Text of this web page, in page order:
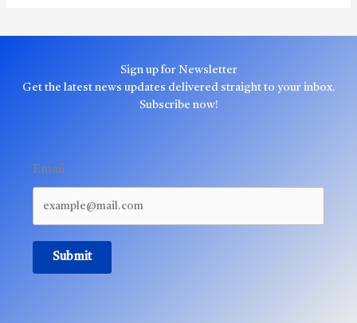
Sign up for Newsletter
Get the latest news updates delivered straight to your inbox.
Subscribe now!
Email
Submit